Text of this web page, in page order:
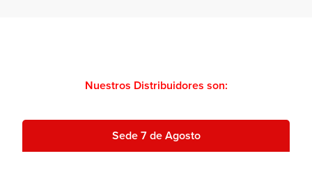
Nuestros Distribuidores son:
Sede 7 de Agosto